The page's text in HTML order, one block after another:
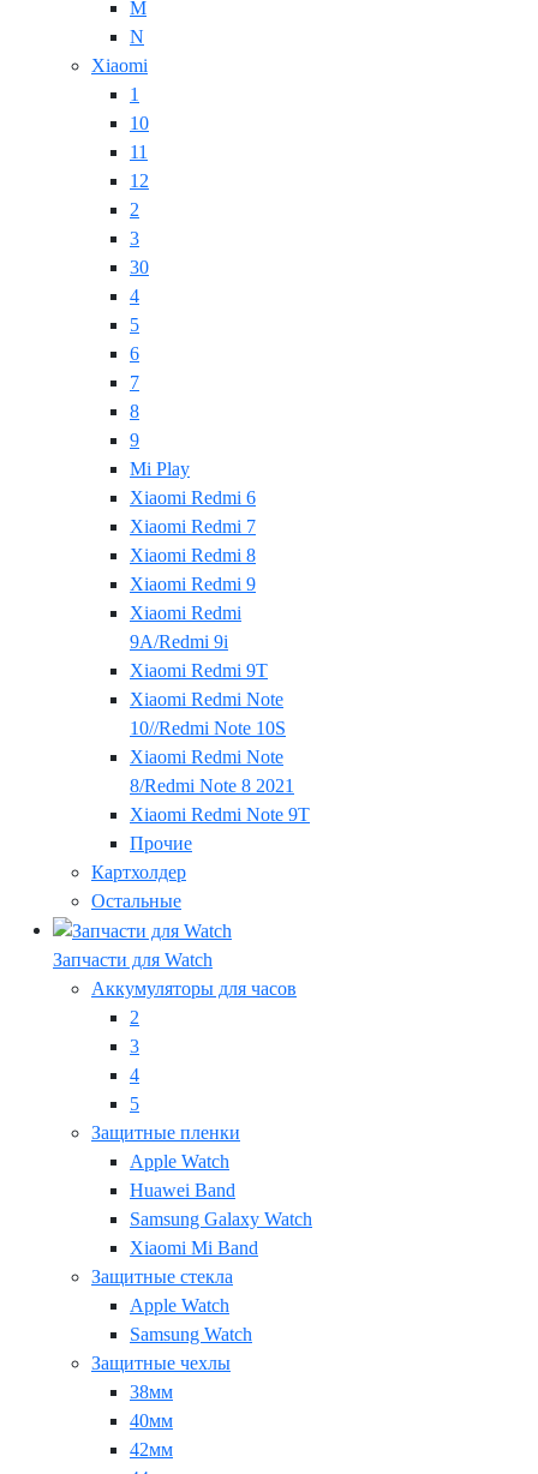
M
N
Xiaomi
1
10
11
12
2
3
30
4
5
6
7
8
9
Mi Play
Xiaomi Redmi 6
Xiaomi Redmi 7
Xiaomi Redmi 8
Xiaomi Redmi 9
Xiaomi Redmi
9A/Redmi 9i
Xiaomi Redmi 9T
Xiaomi Redmi Note
10//Redmi Note 10S
Xiaomi Redmi Note
8/Redmi Note 8 2021
Xiaomi Redmi Note 9T
Прочие
Картхолдер
Остальные
Запчасти для Watch
Аккумуляторы для часов
2
3
4
5
Защитные пленки
Apple Watch
Huawei Band
Samsung Galaxy Watch
Xiaomi Mi Band
Защитные стекла
Apple Watch
Samsung Watch
Защитные чехлы
38мм
40мм
42мм